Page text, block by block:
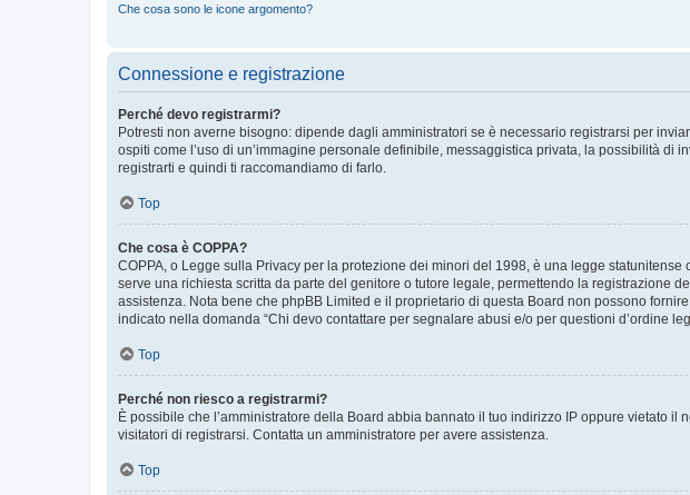
Che cosa sono le icone argomento?
Connessione e registrazione
Perché devo registrarmi?
Potresti non averne bisogno: dipende dagli amministratori se è necessario registrarsi per
ospiti come l’uso di un’immagine personale definibile, messaggistica privata, la possibilità
registrarti e quindi ti raccomandiamo di farlo.
Top
Che cosa è COPPA?
COPPA, o Legge sulla Privacy per la protezione dei minori del 1998, è una legge
serve una richiesta scritta da parte del genitore o tutore legale, permettendo la registrazione
assistenza. Nota bene che phpBB Limited e il proprietario di questa Board non possono
indicato nella domanda “Chi devo contattare per segnalare abusi e/o per questioni d’ordine
Top
Perché non riesco a registrarmi?
È possibile che l’amministratore della Board abbia bannato il tuo indirizzo IP oppure vietato
visitatori di registrarsi. Contatta un amministratore per avere assistenza.
Top